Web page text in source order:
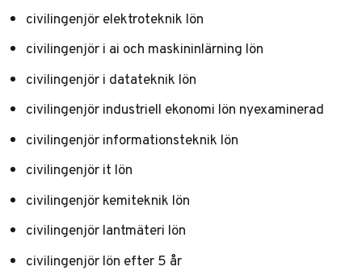
civilingenjör elektroteknik lön
civilingenjör i ai och maskininlärning lön
civilingenjör i datateknik lön
civilingenjör industriell ekonomi lön nyexaminerad
civilingenjör informationsteknik lön
civilingenjör it lön
civilingenjör kemiteknik lön
civilingenjör lantmäteri lön
civilingenjör lön efter 5 år